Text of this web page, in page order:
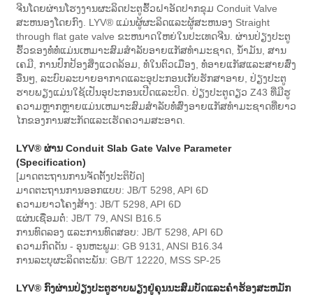
ຈີນໂດຍຜ່ານໂຮງງານຜະລິດປະຕູຮົ້ວຝາອັດປາກຂຸມ Conduit Valve
ສະຫນອງໂດຍກົງ. LYV® ແມ່ນຜູ້ຜະລິດແລະຜູ້ສະຫນອງ Straight
through flat gate valve ຂະຫນາດໃຫຍ່ໃນປະເທດຈີນ. ຜ່ານປ່ຽງປະຕູ
ຮົ້ວຂອງທໍ່ທໍ່ແມ່ນເຫມາະສົມສໍາລັບອາຍແກັສທໍາມະຊາດ, ນໍ້າມັນ, ສານ
ເຄມີ, ການປົກປ້ອງສິ່ງແວດລ້ອມ, ທໍ່ໃນຕົວເມືອງ, ທໍ່ອາຍແກັສແລະສາຍສົ່ງ
ອື່ນໆ, ລະບົບລະບາຍອາກາດແລະອຸປະກອນເກັບຮັກສາອາຍ, ປ່ຽງປະຕູ
ຮາບພຽງແມ່ນໃຊ້ເປັນອຸປະກອນເປີດແລະປິດ. ປ່ຽງປະຕູດຽວ Z43 ທີ່ມີຮູ
ຄວາມຫຼາກຫຼາຍແມ່ນເຫມາະສົມສໍາລັບທໍ່ສົ່ງອາຍແກັສທໍາມະຊາດທີ່ຍາວ
ໄກຂອງການສະກັດແລະເຮັດຄວາມສະອາດ.
LYV® ຜ່ານ Conduit Slab Gate Valve Parameter
(Specification)
[ມາດຕະຖານການຈັດຕັ້ງປະຕິບັດ]
ມາດຕະຖານການອອກແບບ: JB/T 5298, API 6D
ຄວາມຍາວໂຄງສ້າງ: JB/T 5298, API 6D
ແຜ່ນເຊື່ອມຕໍ່: JB/T 79, ANSI B16.5
ການທົດລອງ ແລະການທົດສອບ: JB/T 5298, API 6D
ຄວາມກົດດັນ - ອຸນຫະພູມ: GB 9131, ANSI B16.34
ການລະບຸຜະລິດຕະພັນ: GB/T 12220, MSS SP-25
LYV® ກົງຜ່ານປ່ຽງປະຕູຮາບພຽງຢູ່ຄຸນນະສົມບັດແລະຄໍາຮ້ອງສະຫມັກ